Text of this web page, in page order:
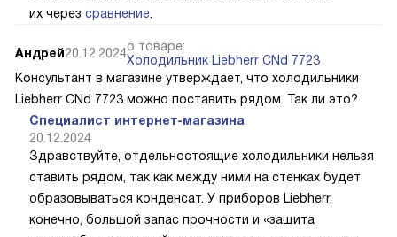
их через сравнение
Андрей20.12.2024о товаре:
Холодильник Liebherr CNd 7723
Консультант в магазине утверждает, что холодильники
Liebherr CNd 7723 можно поставить рядом. Так ли это?
Специалист интернет-магазина
20.12.2024
Здравствуйте, отдельностоящие холодильники нельзя
ставить рядом, так как между ними на стенках будет
образовываться конденсат. У приборов Liebherr,
конечно, большой запас прочности и «защита